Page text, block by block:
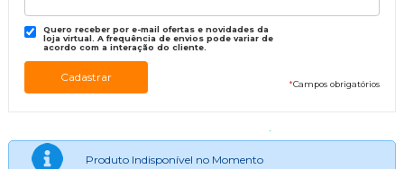
Quero receber por e-mail ofertas e novidades da
loja virtual. A frequência de envios pode variar de
acordo com a interação do cliente.
*Campos obrigatórios
Produto Indisponível no Momento